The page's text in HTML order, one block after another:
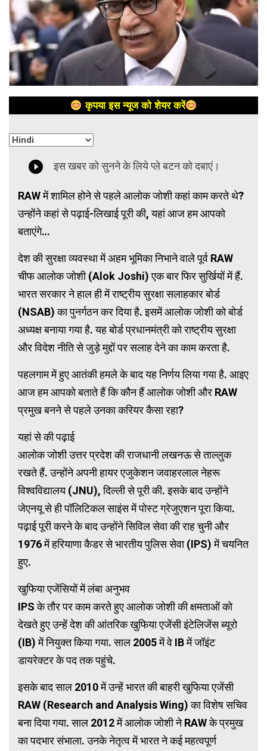
कृपया इस न्यूज को शेयर करें
RAW में शामिल होने से पहले आलोक जोशी कहां काम करते थे?
उन्होंने कहां से पढ़ाई-लिखाई पूरी की, यहां आज हम आपको
बताएंगे…
देश की सुरक्षा व्यवस्था में अहम भूमिका निभाने वाले पूर्व RAW
चीफ आलोक जोशी (Alok Joshi) एक बार फिर सुर्खियों में हैं.
भारत सरकार ने हाल ही में राष्ट्रीय सुरक्षा सलाहकार बोर्ड
(NSAB) का पुनर्गठन कर दिया है. इसमें आलोक जोशी को बोर्ड
अध्यक्ष बनाया गया है. यह बोर्ड प्रधानमंत्री को राष्ट्रीय सुरक्षा
और विदेश नीति से जुड़े मुद्दों पर सलाह देने का काम करता है.
पहलगाम में हुए आतंकी हमले के बाद यह निर्णय लिया गया है. आइए
आज हम आपको बताते हैं कि कौन हैं आलोक जोशी और RAW
प्रमुख बनने से पहले उनका करियर कैसा रहा?
यहां से की पढ़ाई
आलोक जोशी उत्तर प्रदेश की राजधानी लखनऊ से ताल्लुक
रखते हैं. उन्होंने अपनी हायर एजुकेशन जवाहरलाल नेहरू
विश्वविद्यालय (JNU), दिल्ली से पूरी की. इसके बाद उन्होंने
जेएनयू से ही पॉलिटिकल साइंस में पोस्ट ग्रेजुएशन पूरा किया.
पढ़ाई पूरी करने के बाद उन्होंने सिविल सेवा की राह चुनी और
1976 में हरियाणा कैडर से भारतीय पुलिस सेवा (IPS) में चयनित
हुए.
खुफिया एजेंसियों में लंबा अनुभव
IPS के तौर पर काम करते हुए आलोक जोशी की क्षमताओं को
देखते हुए उन्हें देश की आंतरिक खुफिया एजेंसी इंटेलिजेंस ब्यूरो
(IB) में नियुक्त किया गया. साल 2005 में वे IB में जॉइंट
डायरेक्टर के पद तक पहुंचे.
इसके बाद साल 2010 में उन्हें भारत की बाहरी खुफिया एजेंसी
RAW (Research and Analysis Wing) का विशेष सचिव
बना दिया गया. साल 2012 में आलोक जोशी ने RAW के प्रमुख
का पदभार संभाला. उनके नेतृत्व में भारत ने कई महत्वपूर्ण